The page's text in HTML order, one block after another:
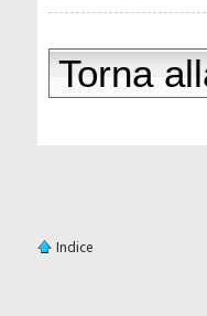
Torna
Indice